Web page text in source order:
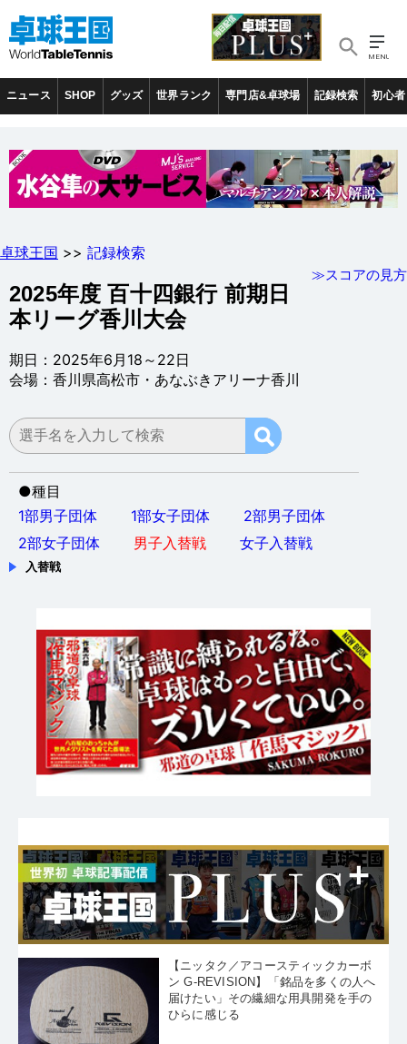
ニュース SHOP グッズ 世界ランク 専門店&卓球場 記録検索 初心者
卓球王国 >> 記録検索
≫スコアの見方
2025年度 百十四銀行 前期日
本リーグ香川大会
期日：2025年6月18～22日
会場：香川県高松市・あなぶきアリーナ香川
●種目
1部男子団体
1部女子団体
2部男子団体
2部女子団体
男子入替戦 女子入替戦
入替戦
【ニッタク／アコースティックカーボ
ン G-REVISION】「銘品を多くの人へ
届けたい」その繊細な用具開発を手の
ひらに感じる